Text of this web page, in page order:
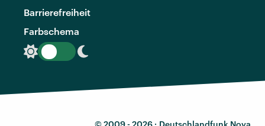
Barrierefreiheit
Farbschema